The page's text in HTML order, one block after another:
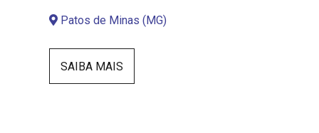
Patos de Minas (MG)
SAIBA MAIS